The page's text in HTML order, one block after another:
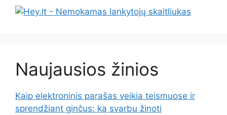
Naujausios žinios
Kaip elektroninis parašas veikia teismuose ir
sprendžiant ginčus: ką svarbu žinoti